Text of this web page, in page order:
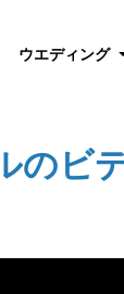
ウエディング
のビ